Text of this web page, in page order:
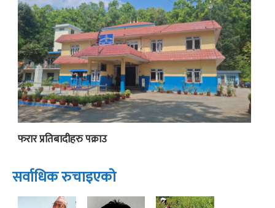
फरार प्रतिबादीहरु पक्राउ
सर्वाधिक रुचाइएको